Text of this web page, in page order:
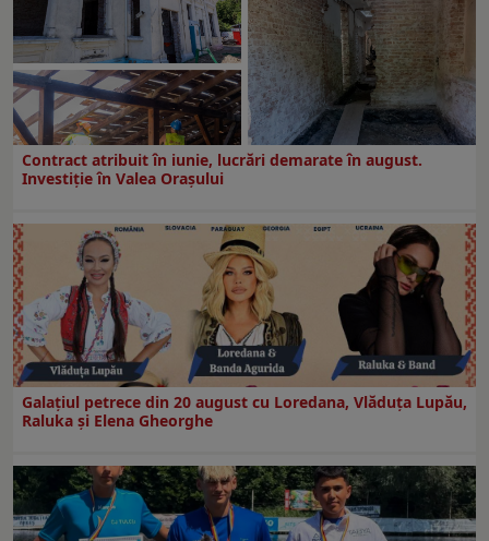
Contract atribuit în iunie, lucrări demarate în august.
Investiţie în Valea Oraşului
Galaţiul petrece din 20 august cu Loredana, Vlăduța Lupău,
Raluka și Elena Gheorghe